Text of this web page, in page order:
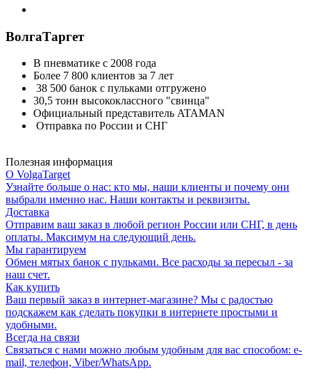
ВолгаТаргет
В пневматике с 2008 года
Более 7 800 клиентов за 7 лет
38 500 банок с пульками отгружено
30,5 тонн высококлассного "свинца"
Официальный представитель ATAMAN
Отправка по России и СНГ
Полезная информация
О VolgaTarget
Узнайте больше о нас: кто мы, наши клиенты и почему они
выбрали именно нас. Наши контакты и реквизиты.
Доставка
Отправим ваш заказ в любой регион России или СНГ, в день
оплаты. Максимум на следующий день.
Мы гарантируем
Обмен мятых банок с пульками. Все расходы за пересыл - за
наш счет.
Как купить
Ваш первый заказ в интернет-магазине? Мы с радостью
подскажем как сделать покупки в интернете простыми и
удобными.
Всегда на связи
Связаться с нами можно любым удобным для вас способом: e-
mail, телефон, Viber/WhatsApp.